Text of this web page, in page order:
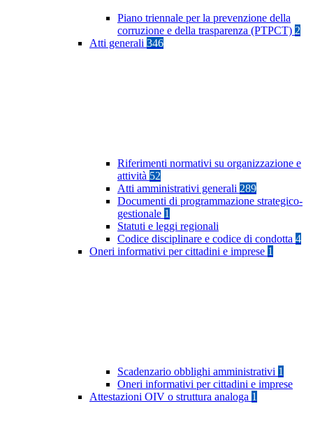
Piano triennale per la prevenzione della
corruzione e della trasparenza (PTPCT) 2
Atti generali 346
Riferimenti normativi su organizzazione e
attività 52
Atti amministrativi generali 289
Documenti di programmazione strategico-
gestionale 1
Statuti e leggi regionali
Codice disciplinare e codice di condotta 4
Oneri informativi per cittadini e imprese 1
Scadenzario obblighi amministrativi 1
Oneri informativi per cittadini e imprese
Attestazioni OIV o struttura analoga 1